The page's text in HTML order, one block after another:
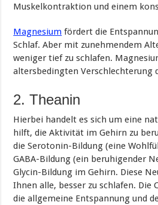
Muskelkontraktion und einem
Magnesium fördert die
Schlaf. Aber mit zunehmendem
weniger tief zu schlafen.
altersbedingten Verschlechterung
2. Theanin
Hierbei handelt es sich um eine
hilft, die Aktivität im Gehirn zu
die Serotonin-Bildung (eine
GABA-Bildung (ein beruhigender
Glycin-Bildung im Gehirn. Diese
Ihnen alle, besser zu schlafen. Die
die allgemeine Entspannung und